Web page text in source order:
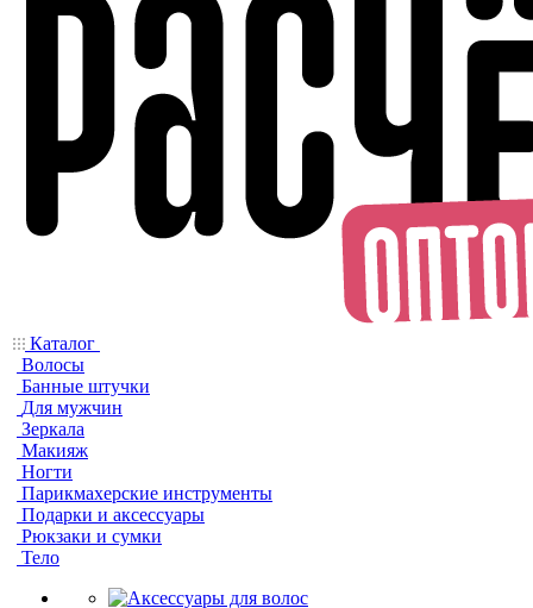
Каталог
Волосы
Банные штучки
Для мужчин
Зеркала
Макияж
Ногти
Парикмахерские инструменты
Подарки и аксессуары
Рюкзаки и сумки
Тело